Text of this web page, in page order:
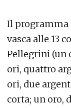
Il programma
vasca alle 13
Pellegrini (un
ori, quattro
ori, due
corta; un oro,